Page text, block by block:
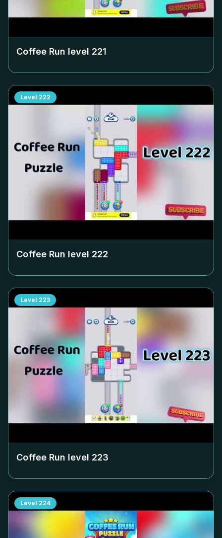
Coffee Run level 221
Level 222
Coffee Run level 222
Level 223
Coffee Run level 223
Level 224